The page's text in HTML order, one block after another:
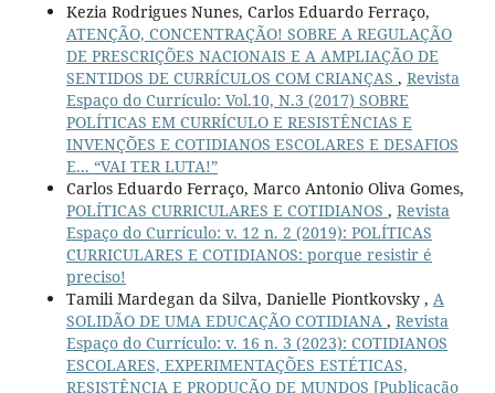
Kezia Rodrigues Nunes, Carlos Eduardo Ferraço,
ATENÇÃO, CONCENTRAÇÃO! SOBRE A REGULAÇÃO
DE PRESCRIÇÕES NACIONAIS E A AMPLIAÇÃO DE
SENTIDOS DE CURRÍCULOS COM CRIANÇAS , Revista
Espaço do Currículo: Vol.10, N.3 (2017) SOBRE
POLÍTICAS EM CURRÍCULO E RESISTÊNCIAS E
INVENÇÕES E COTIDIANOS ESCOLARES E DESAFIOS
E... “VAI TER LUTA!”
Carlos Eduardo Ferraço, Marco Antonio Oliva Gomes,
POLÍTICAS CURRICULARES E COTIDIANOS , Revista
Espaço do Currículo: v. 12 n. 2 (2019): POLÍTICAS
CURRICULARES E COTIDIANOS: porque resistir é
preciso!
Tamili Mardegan da Silva, Danielle Piontkovsky , A
SOLIDÃO DE UMA EDUCAÇÃO COTIDIANA , Revista
Espaço do Currículo: v. 16 n. 3 (2023): COTIDIANOS
ESCOLARES, EXPERIMENTAÇÕES ESTÉTICAS,
RESISTÊNCIA E PRODUÇÃO DE MUNDOS [Publicação